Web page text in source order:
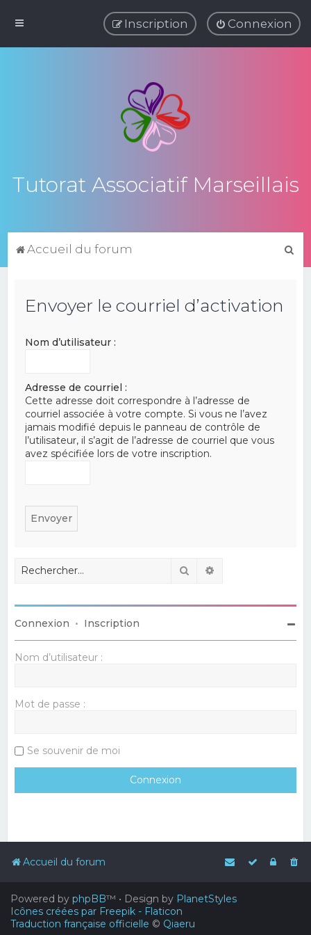
Connexion
Inscription
Tutorat Associatif Marseillais
Accueil du forum
Envoyer le courriel d’activation
Nom d’utilisateur :
Adresse de courriel :
Cette adresse doit correspondre à l’adresse de
courriel associée à votre compte. Si vous ne l’avez
jamais modifié depuis le panneau de contrôle de
l’utilisateur, il s’agit de l’adresse de courriel que vous
avez spécifiée lors de votre inscription.
Rechercher
Connexion • Inscription
Nom d’utilisateur :
Mot de passe :
Se souvenir de moi
Accueil du forum
Powered by phpBB™ • Design by PlanetStyles
Icônes créées par Freepik - Flaticon
Traduction française officielle © Qiaeru